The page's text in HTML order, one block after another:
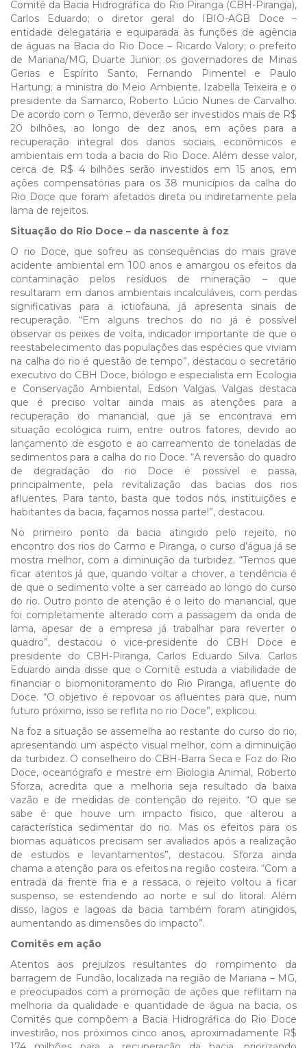
Comitê da Bacia Hidrográfica do Rio Piranga (CBH-Piranga),
Carlos Eduardo; o diretor geral do IBIO-AGB Doce –
entidade delegatária e equiparada às funções de agência
de águas na Bacia do Rio Doce – Ricardo Valory; o prefeito
de Mariana/MG, Duarte Junior; os governadores de Minas
Gerias e Espírito Santo, Fernando Pimentel e Paulo
Hartung; a ministra do Meio Ambiente, Izabella Teixeira e o
presidente da Samarco, Roberto Lúcio Nunes de Carvalho.
De acordo com o Termo, deverão ser investidos mais de R$
20 bilhões, ao longo de dez anos, em ações para a
recuperação integral dos danos sociais, econômicos e
ambientais em toda a bacia do Rio Doce. Além desse valor,
cerca de R$ 4 bilhões serão investidos em 15 anos, em
ações compensatórias para os 38 municípios da calha do
Rio Doce que foram afetados direta ou indiretamente pela
lama de rejeitos.
Situação do Rio Doce – da nascente à foz
O rio Doce, que sofreu as consequências do mais grave
acidente ambiental em 100 anos e amargou os efeitos da
contaminação pelos resíduos de mineração – que
resultaram em danos ambientais incalculáveis, com perdas
significativas para a ictiofauna, já apresenta sinais de
recuperação. “Em alguns trechos do rio já é possível
observar os peixes de volta, indicador importante de que o
reestabelecimento das populações das espécies que viviam
na calha do rio é questão de tempo”, destacou o secretário
executivo do CBH Doce, biólogo e especialista em Ecologia
e Conservação Ambiental, Edson Valgas. Valgas destaca
que é preciso voltar ainda mais as atenções para a
recuperação do manancial, que já se encontrava em
situação ecológica ruim, entre outros fatores, devido ao
lançamento de esgoto e ao carreamento de toneladas de
sedimentos para a calha do rio Doce. “A reversão do quadro
de degradação do rio Doce é possível e passa,
principalmente, pela revitalização das bacias dos rios
afluentes. Para tanto, basta que todos nós, instituições e
habitantes da bacia, façamos nossa parte!”, destacou.
No primeiro ponto da bacia atingido pelo rejeito, no
encontro dos rios do Carmo e Piranga, o curso d’água já se
mostra melhor, com a diminuição da turbidez. “Temos que
ficar atentos já que, quando voltar a chover, a tendência é
de que o sedimento volte a ser carreado ao longo do curso
do rio. Outro ponto de atenção é o leito do manancial, que
foi completamente alterado com a passagem da onda de
lama, apesar de a empresa já trabalhar para reverter o
quadro”, destacou o vice-presidente do CBH Doce e
presidente do CBH-Piranga, Carlos Eduardo Silva. Carlos
Eduardo ainda disse que o Comitê estuda a viabilidade de
financiar o biomonitoramento do Rio Piranga, afluente do
Doce. “O objetivo é repovoar os afluentes para que, num
futuro próximo, isso se reflita no rio Doce”, explicou.
Na foz a situação se assemelha ao restante do curso do rio,
apresentando um aspecto visual melhor, com a diminuição
da turbidez. O conselheiro do CBH-Barra Seca e Foz do Rio
Doce, oceanógrafo e mestre em Biologia Animal, Roberto
Sforza, acredita que a melhoria seja resultado da baixa
vazão e de medidas de contenção do rejeito. “O que se
sabe é que houve um impacto físico, que alterou a
característica sedimentar do rio. Mas os efeitos para os
biomas aquáticos precisam ser avaliados após a realização
de estudos e levantamentos”, destacou. Sforza ainda
chama a atenção para os efeitos na região costeira. “Com a
entrada da frente fria e a ressaca, o rejeito voltou a ficar
suspenso, se estendendo ao norte e sul do litoral. Além
disso, lagos e lagoas da bacia também foram atingidos,
aumentando as dimensões do impacto”.
Comitês em ação
Atentos aos prejuízos resultantes do rompimento da
barragem de Fundão, localizada na região de Mariana – MG,
e preocupados com a promoção de ações que reflitam na
melhoria da qualidade e quantidade de água na bacia, os
Comitês que compõem a Bacia Hidrográfica do Rio Doce
investirão, nos próximos cinco anos, aproximadamente R$